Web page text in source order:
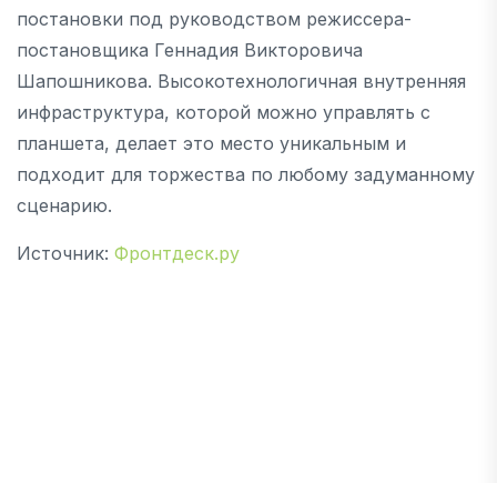
постановки под руководством режиссера-
постановщика Геннадия Викторовича
Шапошникова. Высокотехнологичная внутренняя
инфраструктура, которой можно управлять с
планшета, делает это место уникальным и
подходит для торжества по любому задуманному
сценарию.
Источник: Фронтдеск.ру